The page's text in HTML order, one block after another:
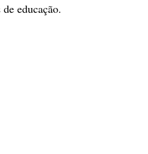
educação.